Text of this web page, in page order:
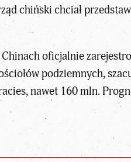
chiński chciał
oficjalnie
podziemnych,
nawet 160 mln.